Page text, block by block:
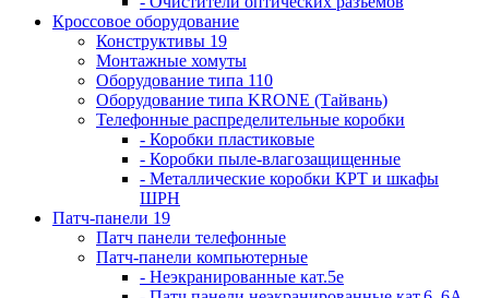
Кроссовое оборудование
Конструктивы 19
Монтажные хомуты
Оборудование типа 110
Оборудование типа KRONE (Тайвань)
Телефонные распределительные коробки
- Коробки пластиковые
- Коробки пыле-влагозащищенные
- Металлические коробки КРТ и шкафы
ШРН
Патч-панели 19
Патч панели телефонные
Патч-панели компьютерные
- Неэкранированные кат.5е